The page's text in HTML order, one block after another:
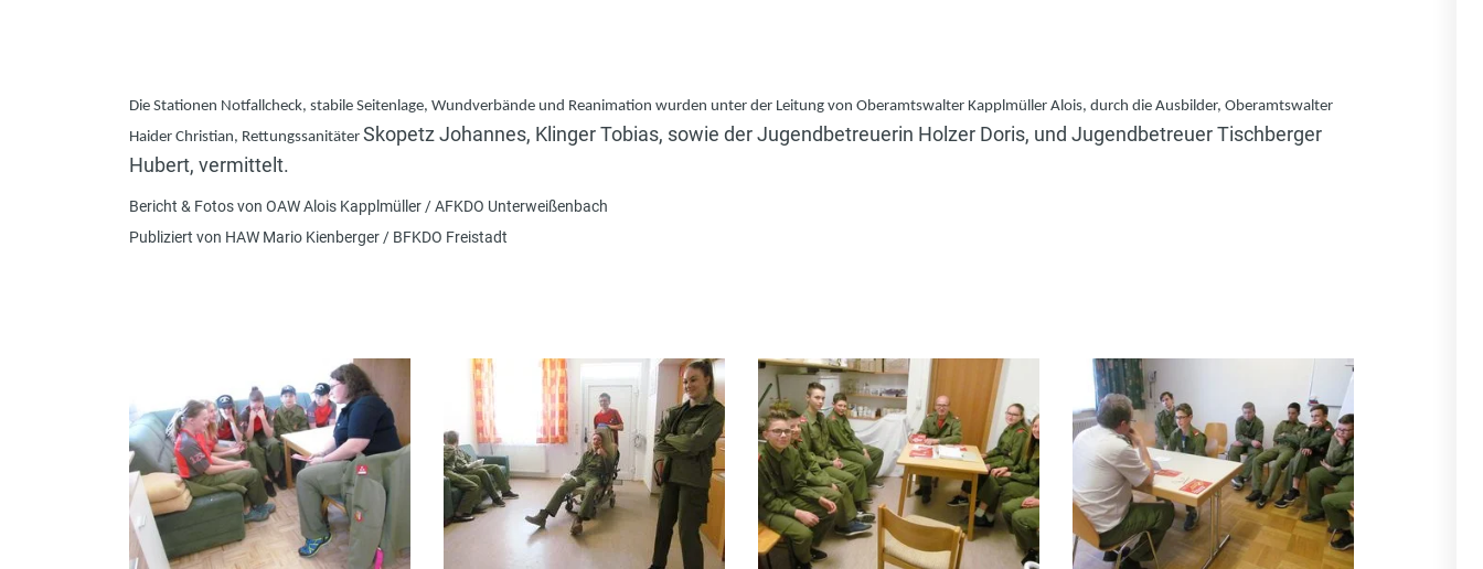
Die Stationen Notfallcheck, stabile Seitenlage, Wundverbände und Reanimation wurden unter der Leitung von Oberamtswalter Kapplmüller Alois, durch die Ausbilder, Oberamtswalter
Haider Christian, Rettungssanitäter Skopetz Johannes, Klinger Tobias, sowie der Jugendbetreuerin Holzer Doris, und Jugendbetreuer Tischberger
Hubert, vermittelt.
Bericht & Fotos von OAW Alois Kapplmüller / AFKDO Unterweißenbach
Publiziert von HAW Mario Kienberger / BFKDO Freistadt